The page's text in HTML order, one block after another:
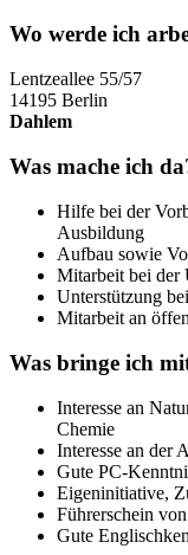
Wo werde ich
Lentzeallee 55/57
14195 Berlin
Dahlem
Was mache ich
Hilfe bei der
Ausbildung
Aufbau sowie
Mitarbeit bei der
Unterstützung
Mitarbeit an
Was bringe ich
Interesse an
Chemie
Interesse an der
Gute PC-
Eigeninitiative,
Führerschein
Gute